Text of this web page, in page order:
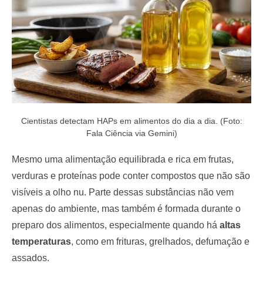
Cientistas detectam HAPs em alimentos do dia a dia. (Foto:
Fala Ciência via Gemini)
Mesmo uma alimentação equilibrada e rica em frutas,
verduras e proteínas pode conter compostos que não são
visíveis a olho nu. Parte dessas substâncias não vem
apenas do ambiente, mas também é formada durante o
preparo dos alimentos, especialmente quando há altas
temperaturas, como em frituras, grelhados, defumação e
assados.